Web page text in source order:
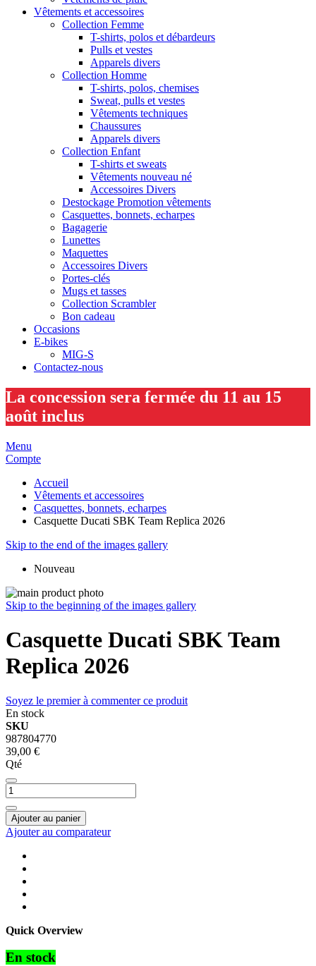
Vêtements et accessoires
Collection Femme
T-shirts, polos et débardeurs
Pulls et vestes
Apparels divers
Collection Homme
T-shirts, polos, chemises
Sweat, pulls et vestes
Vêtements techniques
Chaussures
Apparels divers
Collection Enfant
T-shirts et sweats
Vêtements nouveau né
Accessoires Divers
Destockage Promotion vêtements
Casquettes, bonnets, echarpes
Bagagerie
Lunettes
Maquettes
Accessoires Divers
Portes-clés
Mugs et tasses
Collection Scrambler
Bon cadeau
Occasions
E-bikes
MIG-S
Contactez-nous
La concession sera fermée du 11 au 15
août inclus
Menu
Compte
Accueil
Vêtements et accessoires
Casquettes, bonnets, echarpes
Casquette Ducati SBK Team Replica 2026
Skip to the end of the images gallery
Nouveau
Skip to the beginning of the images gallery
Casquette Ducati SBK Team
Replica 2026
Soyez le premier à commenter ce produit
En stock
SKU
987804770
39,00 €
Qté
Ajouter au panier
Ajouter au comparateur
Quick Overview
En stock